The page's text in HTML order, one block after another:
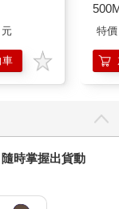
元
車
特價
時掌握出貨動